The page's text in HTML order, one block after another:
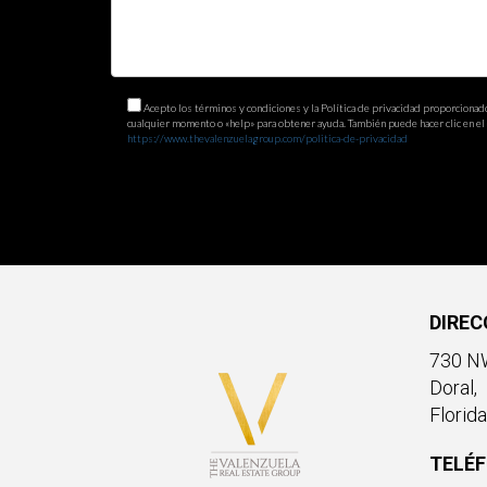
Acepto los términos y condiciones y la Política de privacidad
cualquier momento o «help» para obtener ayuda. También puede hacer clic en
https://www.thevalenzuelagroup.com/politica-de-privacidad
730
Doral,